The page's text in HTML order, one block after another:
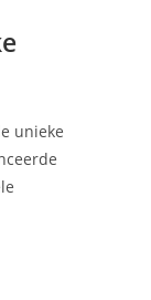
unieke